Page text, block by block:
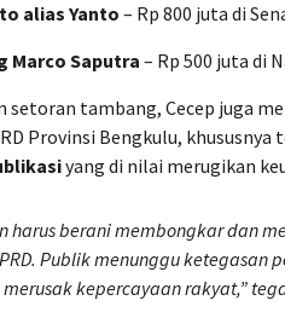
alias Yanto– Rp 800 juta di
Marco Saputra – Rp 500 juta di
setoran tambang, Cecep juga
Provinsi Bengkulu, khususnya
yang di nilai merugikan
harus berani membongkar dan
Publik menunggu
kepercayaan rakyat,”